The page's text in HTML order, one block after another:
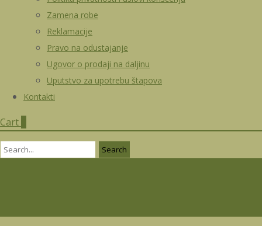
Zamena robe
Reklamacije
Pravo na odustajanje
Ugovor o prodaji na daljinu
Uputstvo za upotrebu štapova
Kontakti
Cart
Search